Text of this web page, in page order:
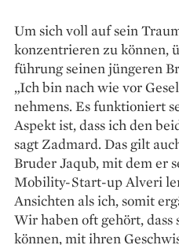
Um sich voll auf sein
konzentrieren zu können,
führung seinen jüngeren
„Ich bin nach wie vor
nehmens. Es funktioniert
Aspekt ist, dass ich den
sagt Zadmard. Das gilt
Bruder Jaqub, mit dem er
Mobility-Start-up Alveri
Ansichten als ich, somit
Wir haben oft gehört,
können, mit ihren